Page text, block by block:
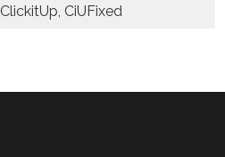
ClickitUp, CiUFixed